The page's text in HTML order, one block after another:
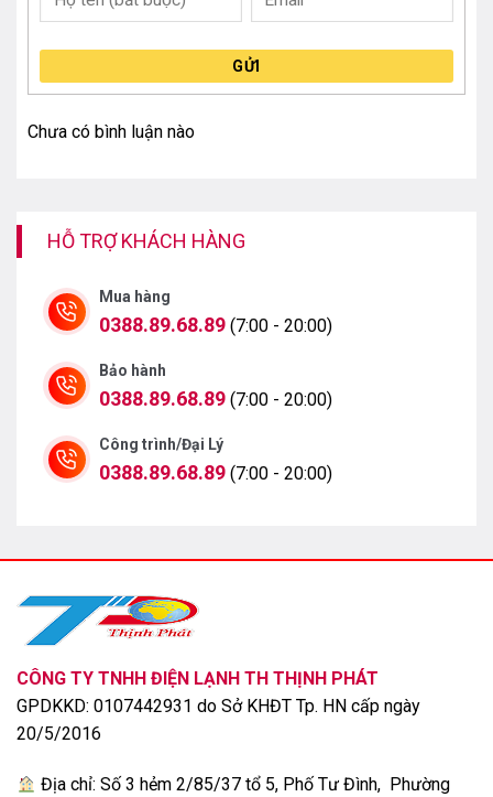
GỬI
Chưa có bình luận nào
HỖ TRỢ KHÁCH HÀNG
Mua hàng
0388.89.68.89 (7:00 - 20:00)
Bảo hành
0388.89.68.89 (7:00 - 20:00)
Công trình/Đại Lý
0388.89.68.89 (7:00 - 20:00)
CÔNG TY TNHH ĐIỆN LẠNH TH THỊNH PHÁT
GPDKKD: 0107442931 do Sở KHĐT Tp. HN cấp ngày
20/5/2016
Địa chỉ: Số 3 hẻm 2/85/37 tổ 5, Phố Tư Đình, Phường